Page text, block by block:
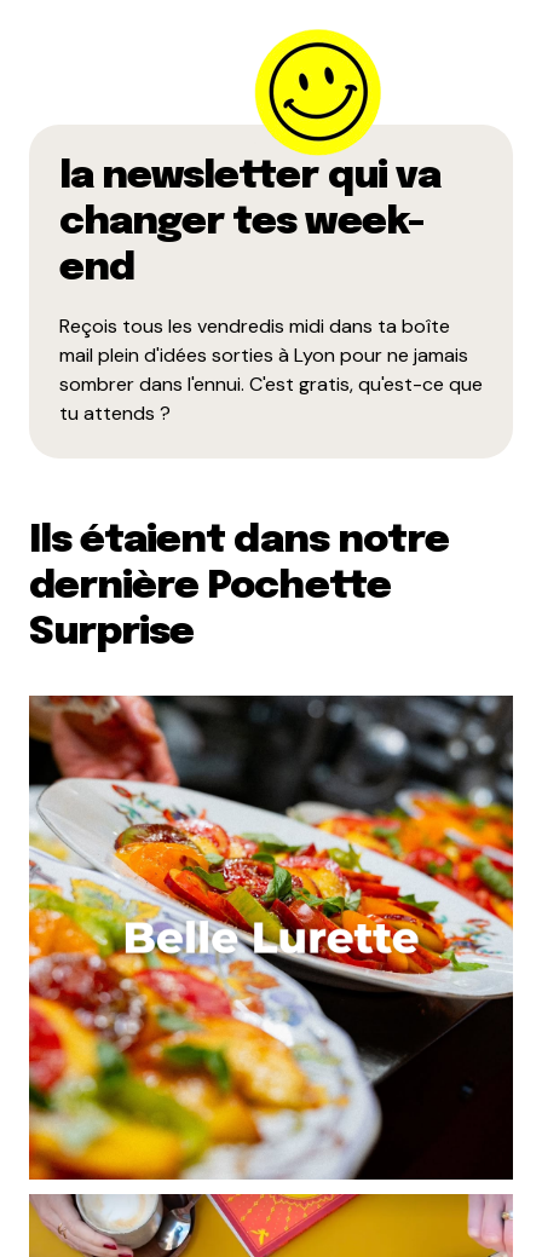
la newsletter qui va
changer tes week-
end
Reçois tous les vendredis midi dans ta boîte
mail plein d'idées sorties à Lyon pour ne jamais
sombrer dans l'ennui. C'est gratis, qu'est-ce que
tu attends ?
Ils étaient dans notre
dernière Pochette
Surprise